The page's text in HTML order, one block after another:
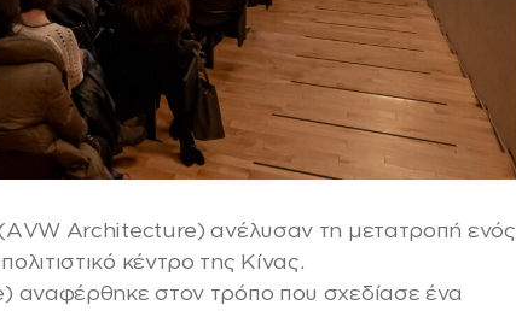
Architecture) ανέλυσαν τη μετατροπή ενός
κέντρο της Κίνας.
στον τρόπο που σχεδίασε ένα